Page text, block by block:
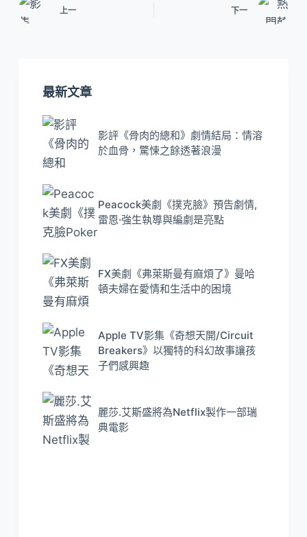
上一 下一
最新文章
影評《骨肉的總和》劇情結局：情溶
於血骨，驚悚之餘透著浪漫
Peacock美劇《撲克臉》預告劇情,
雷恩·強生執導與編劇是亮點
FX美劇《弗萊斯曼有麻煩了》曼哈
頓夫婦在愛情和生活中的困境
Apple TV影集《奇想天開/Circuit
Breakers》以獨特的科幻故事讓孩
子們感興趣
麗莎.艾斯盛將為Netflix製作一部瑞
典電影